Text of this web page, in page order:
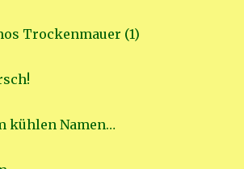
Trockenmauer (1)
kühlen Namen…